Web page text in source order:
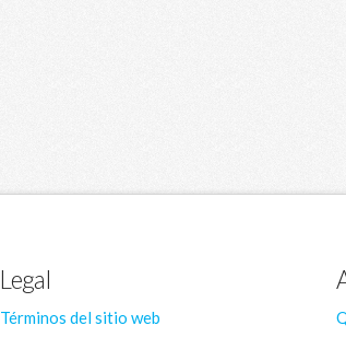
Legal
Términos del sitio web